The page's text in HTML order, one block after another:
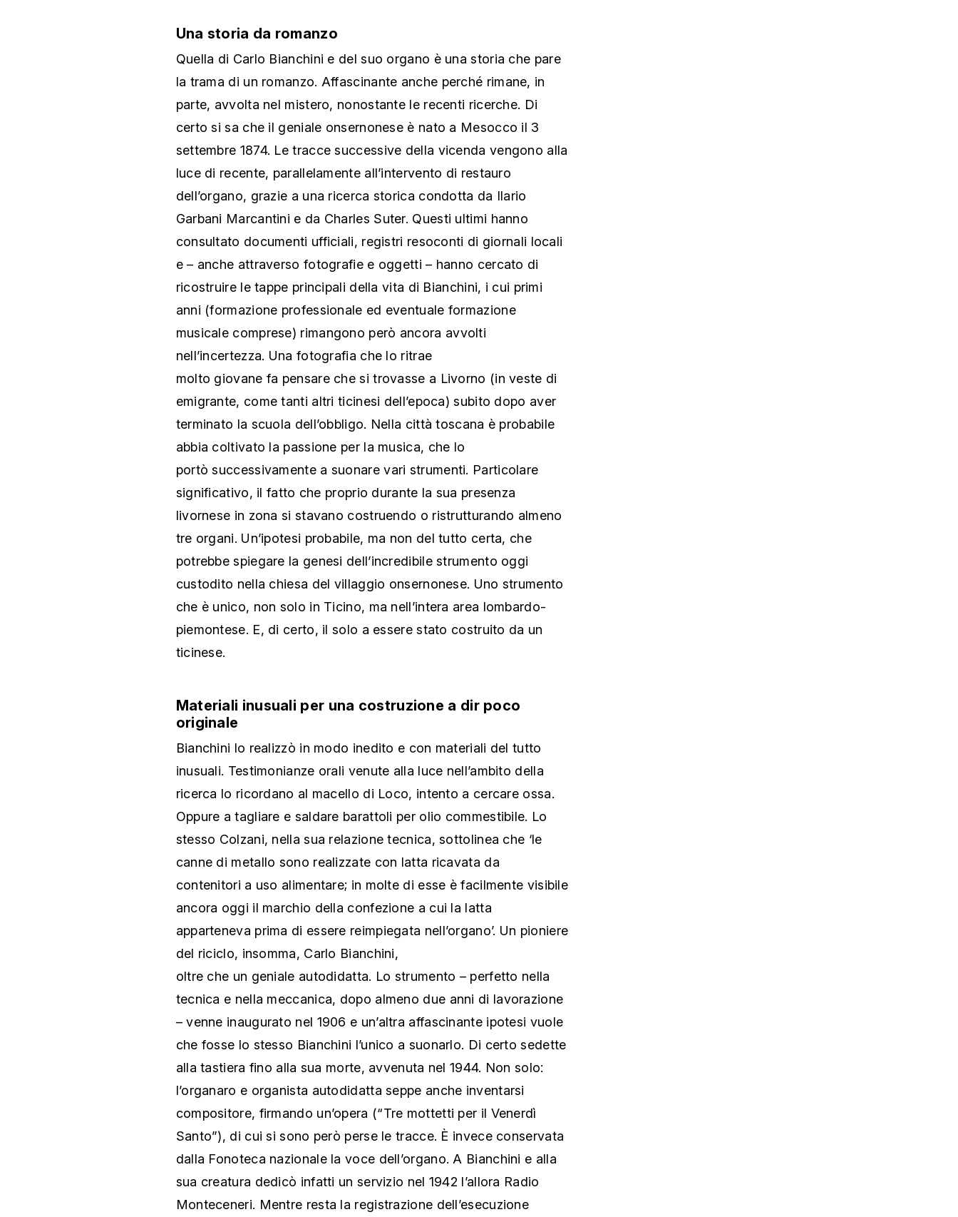
Una storia da romanzo
Quella di Carlo Bianchini e del suo organo è una storia che pare
la trama di un romanzo. Affascinante anche perché rimane, in
parte, avvolta nel mistero, nonostante le recenti ricerche. Di
certo si sa che il geniale onsernonese è nato a Mesocco il 3
settembre 1874. Le tracce successive della vicenda vengono alla
luce di recente, parallelamente all’intervento di restauro
dell’organo, grazie a una ricerca storica condotta da Ilario
Garbani Marcantini e da Charles Suter. Questi ultimi hanno
consultato documenti ufficiali, registri resoconti di giornali locali
e – anche attraverso fotografie e oggetti – hanno cercato di
ricostruire le tappe principali della vita di Bianchini, i cui primi
anni (formazione professionale ed eventuale formazione
musicale comprese) rimangono però ancora avvolti
nell’incertezza. Una fotografia che lo ritrae
molto giovane fa pensare che si trovasse a Livorno (in veste di
emigrante, come tanti altri ticinesi dell’epoca) subito dopo aver
terminato la scuola dell’obbligo. Nella città toscana è probabile
abbia coltivato la passione per la musica, che lo
portò successivamente a suonare vari strumenti. Particolare
significativo, il fatto che proprio durante la sua presenza
livornese in zona si stavano costruendo o ristrutturando almeno
tre organi. Un’ipotesi probabile, ma non del tutto certa, che
potrebbe spiegare la genesi dell’incredibile strumento oggi
custodito nella chiesa del villaggio onsernonese. Uno strumento
che è unico, non solo in Ticino, ma nell’intera area lombardo-
piemontese. E, di certo, il solo a essere stato costruito da un
ticinese.
Materiali inusuali per una costruzione a dir poco
originale
Bianchini lo realizzò in modo inedito e con materiali del tutto
inusuali. Testimonianze orali venute alla luce nell’ambito della
ricerca lo ricordano al macello di Loco, intento a cercare ossa.
Oppure a tagliare e saldare barattoli per olio commestibile. Lo
stesso Colzani, nella sua relazione tecnica, sottolinea che ‘le
canne di metallo sono realizzate con latta ricavata da
contenitori a uso alimentare; in molte di esse è facilmente visibile
ancora oggi il marchio della confezione a cui la latta
apparteneva prima di essere reimpiegata nell’organo’. Un pioniere
del riciclo, insomma, Carlo Bianchini,
oltre che un geniale autodidatta. Lo strumento – perfetto nella
tecnica e nella meccanica, dopo almeno due anni di lavorazione
– venne inaugurato nel 1906 e un’altra affascinante ipotesi vuole
che fosse lo stesso Bianchini l’unico a suonarlo. Di certo sedette
alla tastiera fino alla sua morte, avvenuta nel 1944. Non solo:
l’organaro e organista autodidatta seppe anche inventarsi
compositore, firmando un’opera (“Tre mottetti per il Venerdì
Santo”), di cui si sono però perse le tracce. È invece conservata
dalla Fonoteca nazionale la voce dell’organo. A Bianchini e alla
sua creatura dedicò infatti un servizio nel 1942 l’allora Radio
Monteceneri. Mentre resta la registrazione dell’esecuzione